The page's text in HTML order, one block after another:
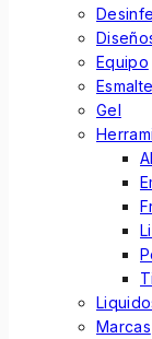
Equipo
Gel
Marcas